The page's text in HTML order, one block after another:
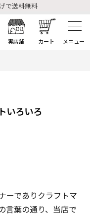
で送料無料
で送料無料
実店舗 カート
いろいろ
ーでありクラフトマ
言葉の通り、当店で